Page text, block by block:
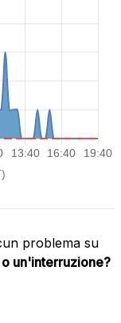
problema su
un'interruzione?